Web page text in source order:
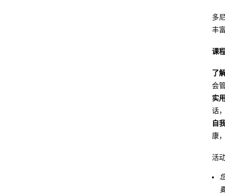
多
丰
课
了
会
实
话
自
康
活